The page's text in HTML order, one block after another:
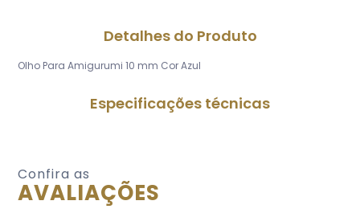
Detalhes do Produto
Olho Para Amigurumi 10 mm Cor Azul
Especificações técnicas
Confira as
AVALIAÇÕES